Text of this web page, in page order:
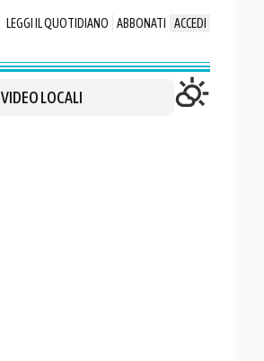
LEGGI IL QUOTIDIANO ABBONATI ACCEDI
VIDEO LOCALI